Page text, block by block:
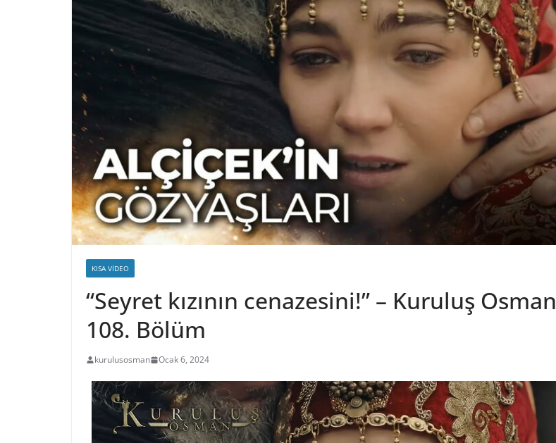
KISA VIDEO
“Seyret kızının cenazesini!” – Kuruluş Osman
108. Bölüm
kurulusosman Ocak 6, 2024